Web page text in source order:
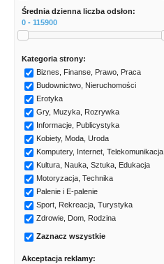
Średnia dzienna liczba odsłon:
0 - 115900
Kategoria strony:
Biznes, Finanse, Prawo, Praca
Budownictwo, Nieruchomości
Erotyka
Gry, Muzyka, Rozrywka
Informacje, Publicystyka
Kobiety, Moda, Uroda
Komputery, Internet, Telekomunikacja
Kultura, Nauka, Sztuka, Edukacja
Motoryzacja, Technika
Palenie i E-palenie
Sport, Rekreacja, Turystyka
Zdrowie, Dom, Rodzina
Zaznacz wszystkie
Akceptacja reklamy: